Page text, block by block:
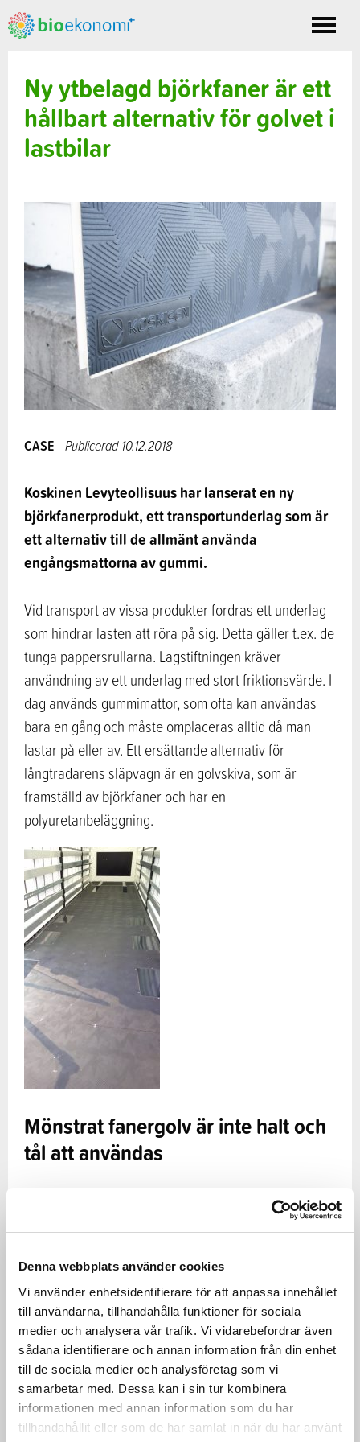
Denna webbplats använder cookies
Vi använder enhetsidentifierare för att anpassa innehållet
till användarna, tillhandahålla funktioner för sociala
medier och analysera vår trafik. Vi vidarebefordrar även
sådana identifierare och annan information från din enhet
till de sociala medier och analysföretag som vi
samarbetar med. Dessa kan i sin tur kombinera
informationen med annan information som du har
tillhandahållit eller som de har samlat in när du har använt
Toggle
Ny ytbelagd björkfaner är ett
hållbart alternativ för golvet i
lastbilar
CASE - Publicerad 10.12.2018
Koskinen Levyteollisuus har lanserat en ny
björkfanerprodukt, ett transportunderlag som är
ett alternativ till de allmänt använda
engångsmattorna av gummi.
Vid transport av vissa produkter fordras ett underlag
som hindrar lasten att röra på sig. Detta gäller t.ex. de
tunga pappersrullarna. Lagstiftningen kräver
användning av ett underlag med stort friktionsvärde. I
dag används gummimattor, som ofta kan användas
bara en gång och måste omplaceras alltid då man
lastar på eller av. Ett ersättande alternativ för
långtradarens släpvagn är en golvskiva, som är
framställd av björkfaner och har en
polyuretanbeläggning.
Mönstrat fanergolv är inte halt och
tål att användas
KoskiFloor Safety -underlaget, som är gjort av
friktionskoefficient (>0,6 ), vilket gör att varorna hålls
hårt fast på plats under transporten. Fanerskivans
fördel är att man inte behöver byta eller sätta den på
plats, som man måste göra med en lös gummimatta.
KoskiFloor Safety-björkfaner är utvecklad framför allt
för användning då slitaget är stort. Förutom den höga
friktionskoefficienten har produkten också mycket hög
hållbarhet mot slitage. Ytlagrets mönster förstärker